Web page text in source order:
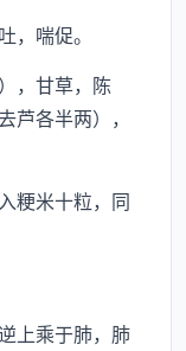
喘促。
，甘草，陈
芦各半两），
粳米十粒，同
上乘于肺，肺